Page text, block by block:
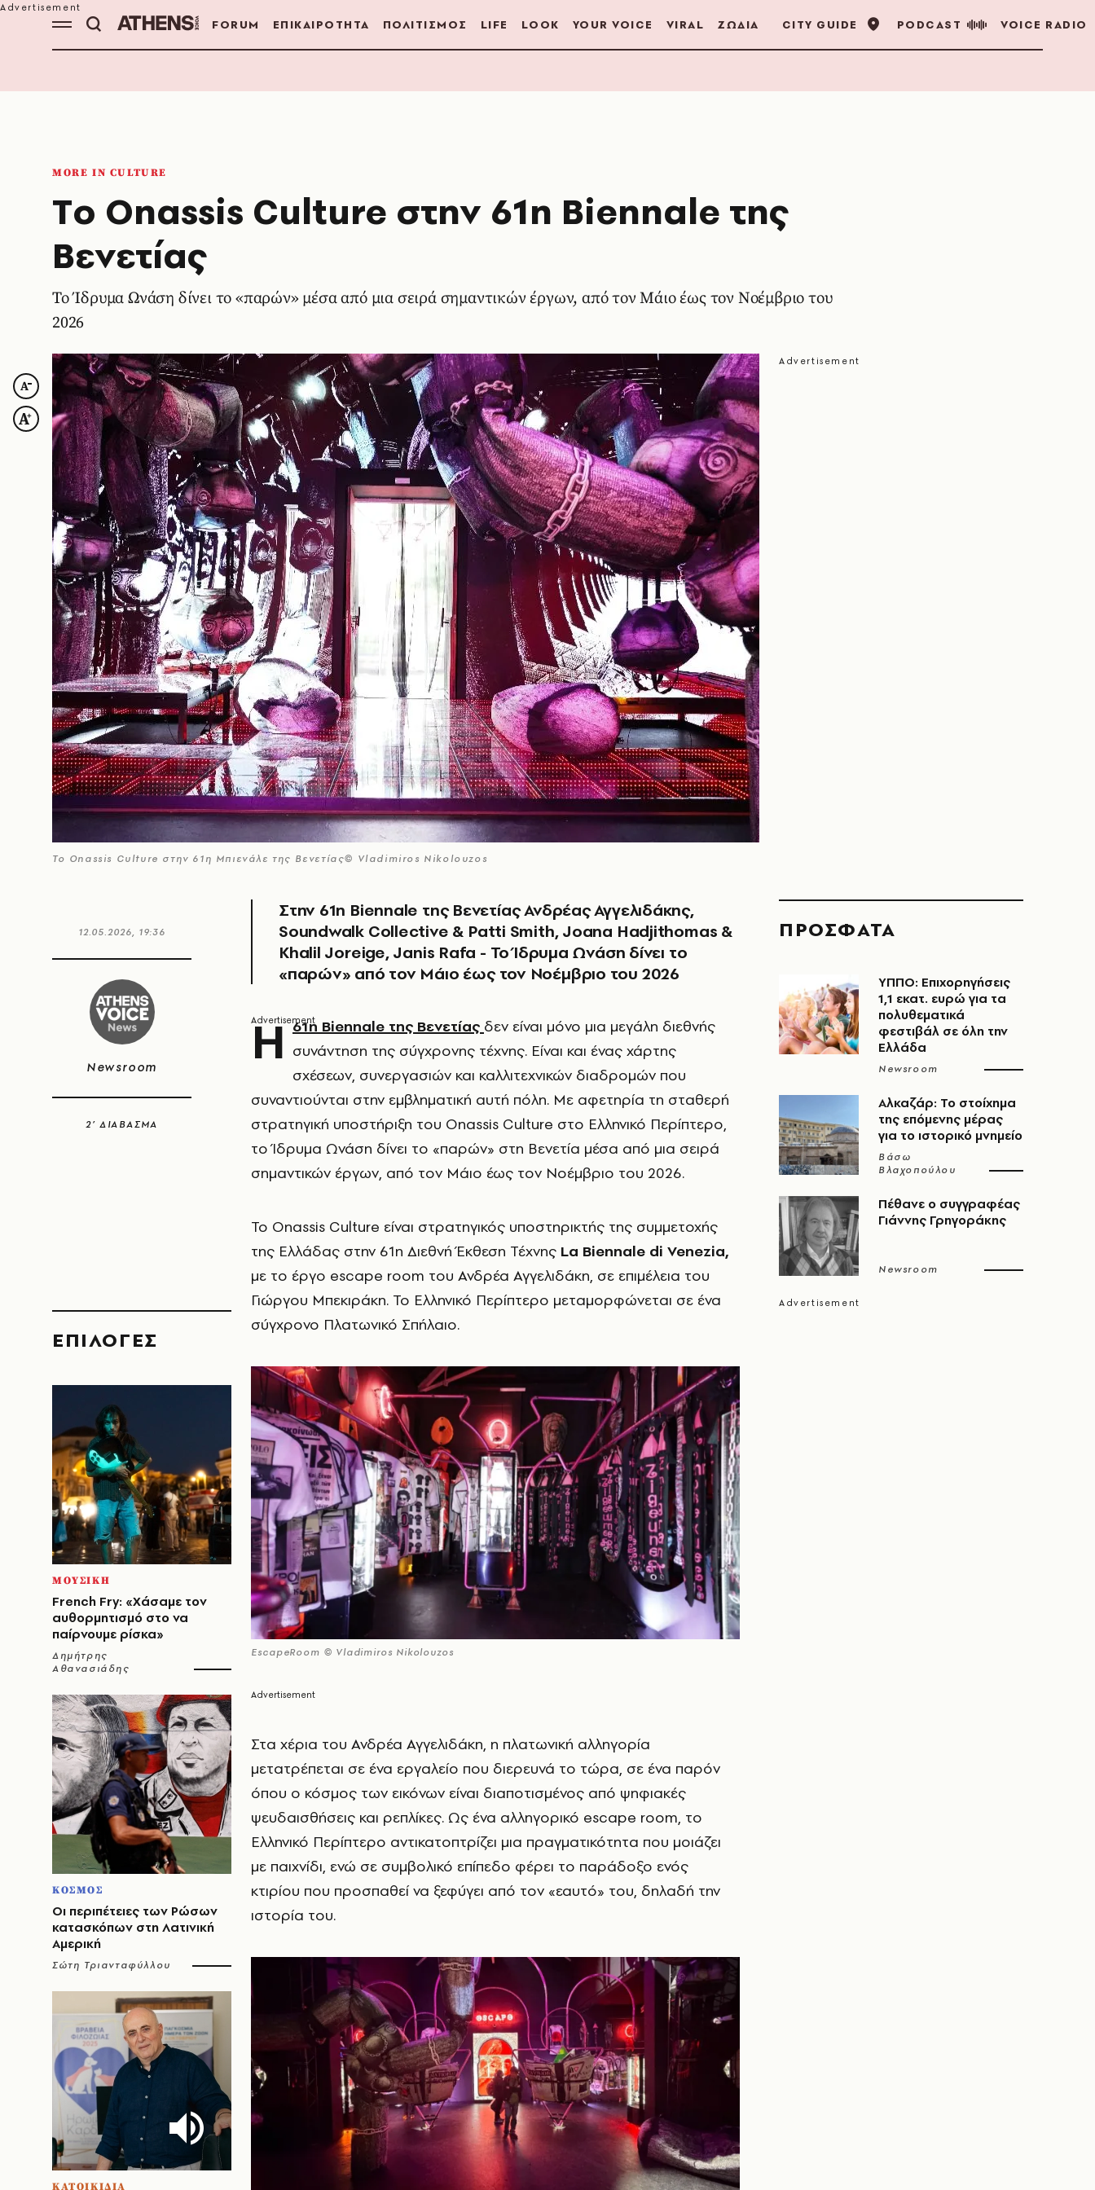
FORUM ΕΠΙΚΑΙΡΟΤΗΤΑ ΠΟΛΙΤΙΣΜΟΣ LIFE LOOK YOUR VOICE VIRAL ΖΩΔΙΑ CITY GUIDE PODCAST VOICE RADIO
MORE IN CULTURE
Tο Onassis Culture στην 61η Biennale της
Βενετίας
Το Ίδρυμα Ωνάση δίνει το «παρών» μέσα από μια σειρά σημαντικών έργων, από τον Μάιο έως τον Νοέμβριο του
2026
Το Onassis Culture στην 61η Μπιενάλε της Βενετίας© Vladimiros Nikolouzos
12.05.2026, 19:36
Newsroom
2’ ΔΙΑΒΑΣΜΑ
EΠΙΛΟΓΈΣ
ΜΟΥΣΙΚΗ
French Fry: «Χάσαμε τον
αυθορμητισμό στο να
παίρνουμε ρίσκα»
Δημήτρης
Αθανασιάδης
ΚΟΣΜΟΣ
Οι περιπέτειες των Ρώσων
κατασκόπων στη Λατινική
Αμερική
Σώτη Τριανταφύλλου
ΚΑΤΟΙΚΙΔΙΑ
Στην 61η Biennale της Βενετίας Ανδρέας Αγγελιδάκης,
Soundwalk Collective & Patti Smith, Joana Hadjithomas &
Khalil Joreige, Janis Rafa - Το Ίδρυμα Ωνάση δίνει το
«παρών» από τον Μάιο έως τον Νοέμβριο του 2026
Η 61η Biennale της Βενετίας δεν είναι μόνο μια μεγάλη διεθνής
συνάντηση της σύγχρονης τέχνης. Είναι και ένας χάρτης
σχέσεων, συνεργασιών και καλλιτεχνικών διαδρομών που
συναντιούνται στην εμβληματική αυτή πόλη. Με αφετηρία τη σταθερή
στρατηγική υποστήριξη του Onassis Culture στο Ελληνικό Περίπτερο,
το Ίδρυμα Ωνάση δίνει το «παρών» στη Βενετία μέσα από μια σειρά
σημαντικών έργων, από τον Μάιο έως τον Νοέμβριο του 2026.
Το Onassis Culture είναι στρατηγικός υποστηρικτής της συμμετοχής
της Ελλάδας στην 61η Διεθνή Έκθεση Τέχνης La Biennale di Venezia,
με το έργο escape room του Ανδρέα Αγγελιδάκη, σε επιμέλεια του
Γιώργου Μπεκιράκη. Το Ελληνικό Περίπτερο μεταμορφώνεται σε ένα
σύγχρονο Πλατωνικό Σπήλαιο.
EscapeRoom © Vladimiros Nikolouzos
Στα χέρια του Ανδρέα Αγγελιδάκη, η πλατωνική αλληγορία
μετατρέπεται σε ένα εργαλείο που διερευνά το τώρα, σε ένα παρόν
όπου ο κόσμος των εικόνων είναι διαποτισμένος από ψηφιακές
ψευδαισθήσεις και ρεπλίκες. Ως ένα αλληγορικό escape room, το
Ελληνικό Περίπτερο αντικατοπτρίζει μια πραγματικότητα που μοιάζει
με παιχνίδι, ενώ σε συμβολικό επίπεδο φέρει το παράδοξο ενός
κτιρίου που προσπαθεί να ξεφύγει από τον «εαυτό» του, δηλαδή την
ιστορία του.
ΠΡΟΣΦΑΤΑ
ΥΠΠΟ: Επιχορηγήσεις
1,1 εκατ. ευρώ για τα
πολυθεματικά
φεστιβάλ σε όλη την
Ελλάδα
Newsroom
Αλκαζάρ: Το στοίχημα
της επόμενης μέρας
για το ιστορικό μνημείο
Βάσω
Βλαχοπούλου
Πέθανε ο συγγραφέας
Γιάννης Γρηγοράκης
Newsroom